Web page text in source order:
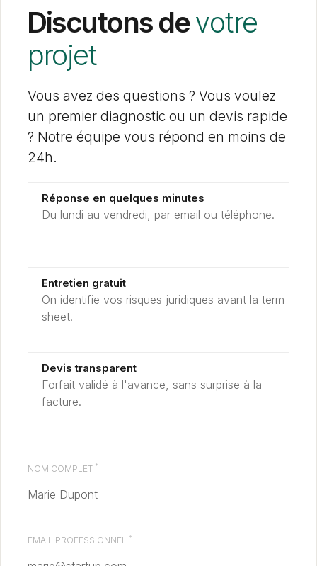
Discutons devotre
projet
Vous avez des questions ? Vous voulez
un premier diagnostic ou un devis rapide
? Notre équipe vous répond en moins de
24h.
Réponse en quelques minutes
Du lundi au vendredi, par email ou téléphone.
Entretien gratuit
On identifie vos risques juridiques avant la term
sheet.
Devis transparent
Forfait validé à l'avance, sans surprise à la
facture.
NOM COMPLET *
EMAIL PROFESSIONNEL *